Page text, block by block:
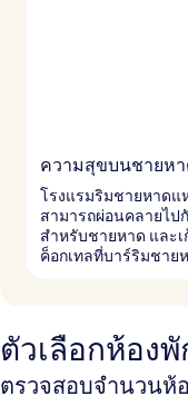
ความสุขบนชายห
โรงแรมริมชายหาดแ
สามารถผ่อนคลายไป
สำหรับชายหาด และ
ค็อกเทลที่บาร์ริมชาย
ตัวเลือกห้องพั
ตรวจสอบจำนวนห้